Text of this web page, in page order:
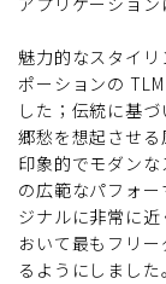
魅力的なスタイ
ポーションの
した；伝統に基
郷愁を想起させ
印象的でモダン
の広範なパフォ
ジナルに非常に
おいて最もフリ
るようにしました。